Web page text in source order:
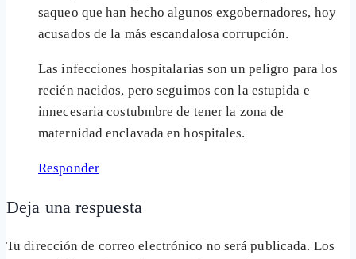
saqueo que han hecho algunos exgobernadores, hoy
acusados de la más escandalosa corrupción.
Las infecciones hospitalarias son un peligro para los
recién nacidos, pero seguimos con la estupida e
innecesaria costubmbre de tener la zona de
maternidad enclavada en hospitales.
Responder
Deja una respuesta
Tu dirección de correo electrónico no será publicada. Los